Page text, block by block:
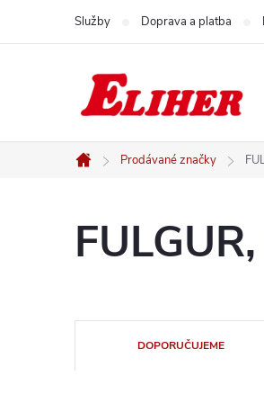
Služby Doprava a platba
Domů
Prodávané značky
a
DOPORUČUJEME